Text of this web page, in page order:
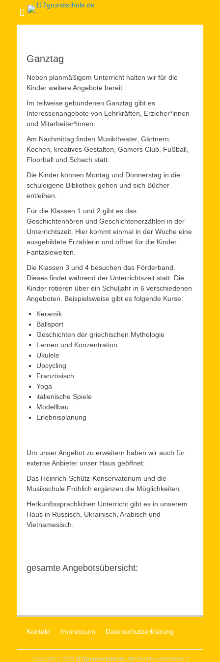
Ganztag
Neben planmäßigem Unterricht halten wir für die
Kinder weitere Angebote bereit.
Im teilweise gebundenen Ganztag gibt es
Interessenangebote von Lehrkräften, Erzieher*innen
und Mitarbeiter*innen.
Am Nachmittag finden Musiktheater, Gärtnern,
Kochen, kreatives Gestalten, Gamers Club, Fußball,
Floorball und Schach statt.
Die Kinder können Montag und Donnerstag in die
schuleigene Bibliothek gehen und sich Bücher
entleihen.
Für die Klassen 1 und 2 gibt es das
Geschichtenhören und Geschichtenerzählen in der
Unterrichtszeit. Hier kommt einmal in der Woche eine
ausgebildete Erzählerin und öffnet für die Kinder
Fantasiewelten.
Die Klassen 3 und 4 besuchen das Förderband.
Dieses findet während der Unterrichtszeit statt. Die
Kinder rotieren über ein Schuljahr in 6 verschiedenen
Angeboten. Beispielsweise gibt es folgende Kurse:
Keramik
Ballsport
Geschichten der griechischen Mythologie
Lernen und Konzentration
Ukulele
Upcycling
Französisch
Yoga
italienische Spiele
Modellbau
Erlebnisplanung
Um unser Angebot zu erweitern haben wir auch für
externe Anbieter unser Haus geöffnet:
Das Heinrich-Schütz-Konservatorium und die
Musikschule Fröhlich ergänzen die Möglichkeiten.
Herkunftssprachlichen Unterricht gibt es in unserem
Haus in Russisch, Ukrainisch, Arabisch und
Vietnamesisch.
gesamte Angebotsübersicht:
Kontakt Impressum Datenschutzerklärung
Copyright © 2026 117grundschule.de. Alle Rechte vorbehalten. |